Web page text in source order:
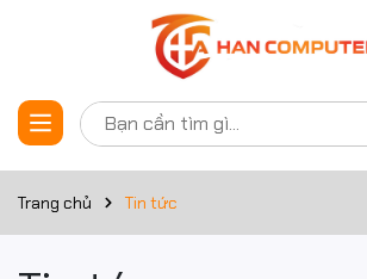
Trang chủ Tin tức